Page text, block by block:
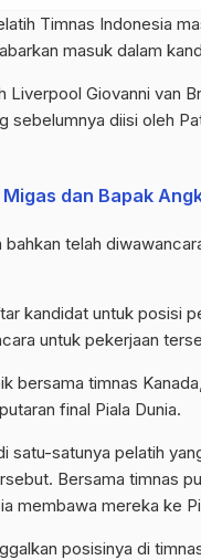
Timnas Indonesia
masuk dalam
Liverpool Giovanni van
sebelumnya diisi oleh
Migas dan Bapak
telah
kandidat untuk posisi
untuk pekerjaan
bersama timnas
final Piala Dunia.
satu-satunya pelatih
Bersama timnas
membawa mereka ke
posisinya di